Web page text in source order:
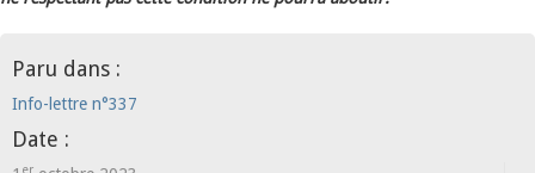
Paru dans :
Info-lettre n°337
Date :
er